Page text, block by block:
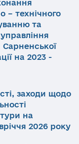
– технічного
та
Сарненської
на 2023 -
заходи щодо
на
2026 року